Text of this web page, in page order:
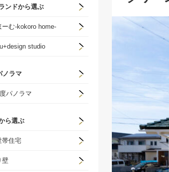
ンドから選ぶ
ーむ-kokoro home-
studio
ノラマ
パノラマ
ら選ぶ
帯住宅
壁